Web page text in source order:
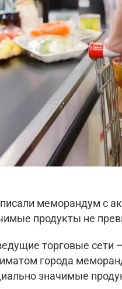
меморандум с
продукты не
торговые сети
города
значимые